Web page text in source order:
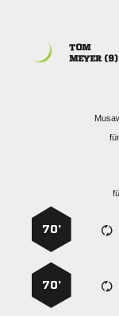

 
70’
70’